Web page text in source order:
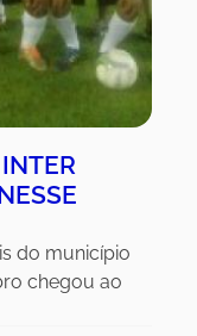
do município
chegou ao